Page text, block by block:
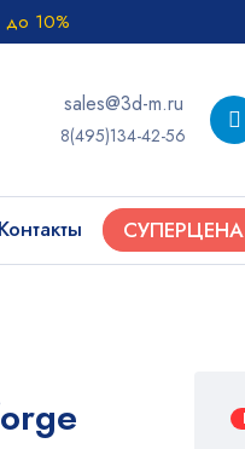
до 10%
sales@3d-m.ru
8(495)134-42-56
Контакты СУПЕРЦЕНА